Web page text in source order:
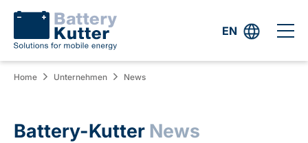
EN
Home Unternehmen News
Battery-Kutter News